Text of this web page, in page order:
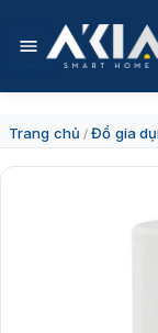
Trang chủ /Đồ gia